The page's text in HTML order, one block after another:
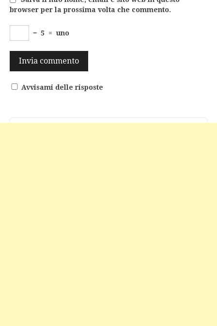
browser per la prossima volta che commento.
− 5 = uno
Avvisami delle risposte